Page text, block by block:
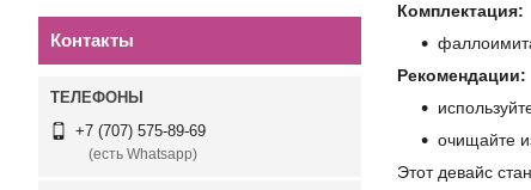
Комплектация:
Рекомендации:
очищайте
Этот девайс
Контакты
+7 (707) 575-89-69
(есть Whatsapp)